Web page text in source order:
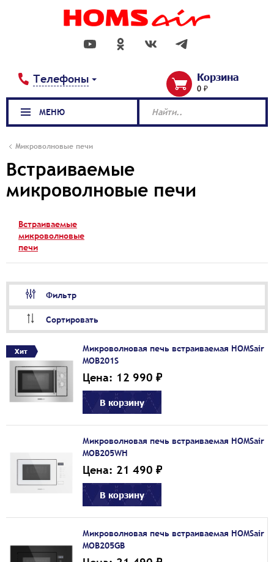
Телефоны Корзина
0 ₽
Микроволновые печи
Встраиваемые
микроволновые печи
Встраиваемые
микроволновые
печи
Фильтр
Сортировать
Хит
Микроволновая печь встраиваемая HOMSair
MOB201S
Цена: 12 990 ₽
В корзину
Микроволновая печь встраиваемая HOMSair
MOB205WH
Цена: 21 490 ₽
В корзину
Микроволновая печь встраиваемая HOMSair
MOB205GB
МЕНЮ Найти..